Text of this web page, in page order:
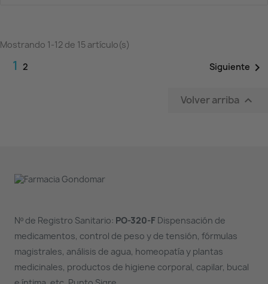
Mostrando 1-12 de 15 artículo(s)
1 2 Siguiente 
Volver arriba 
Nº de Registro Sanitario: PO-320-FDispensación de
medicamentos, control de peso y de tensión, fórmulas
magistrales, análisis de agua, homeopatía y plantas
medicinales, productos de higiene corporal, capilar, bucal